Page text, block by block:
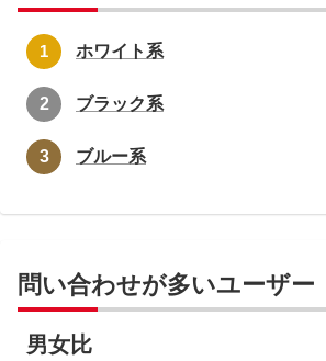
ホワイト系
ブラック系
ブルー系
問い合わせが多いユーザー
男女比